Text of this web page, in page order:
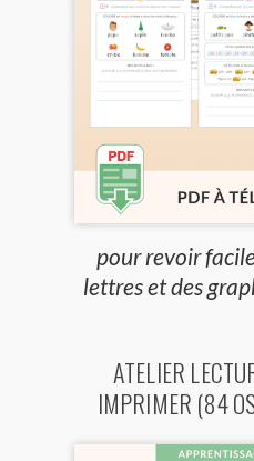
pour revoir
lettres et des
ATELIER
IMPRIMER (84